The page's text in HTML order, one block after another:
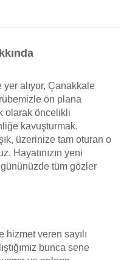
yer alıyor, Çanakkale
ön plana
olarak öncelikli
kavuşturmak.
üzerinize tam oturan o
Hayatınızın yeni
gününüzde tüm gözler
veren sayılı
bunca sene